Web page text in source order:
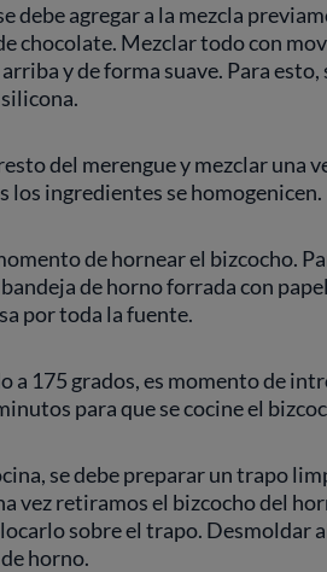
debe agregar a la mezcla
chocolate. Mezclar todo con
y de forma suave. Para esto,
del merengue y mezclar una
los ingredientes se homogenicen.
de hornear el bizcocho.
de horno forrada con
por toda la fuente.
a 175 grados, es momento de
para que se cocine el
se debe preparar un trapo
vez retiramos el bizcocho del
sobre el trapo. Desmoldar
horno.